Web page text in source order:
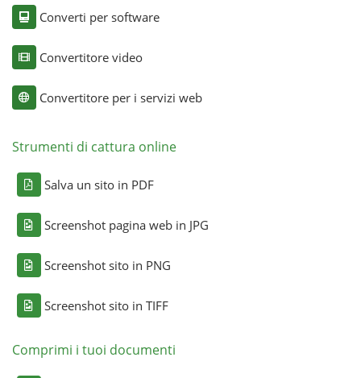
Converti per software
Convertitore video
Convertitore per i servizi web
Strumenti di cattura online
Salva un sito in PDF
Screenshot pagina web in JPG
Screenshot sito in PNG
Screenshot sito in TIFF
Comprimi i tuoi documenti